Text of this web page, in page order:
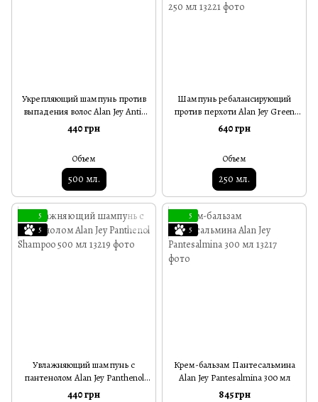
Укрепляющий шампунь против
выпадения волос Alan Jey Anti-
Caduta Shampoo 500 мл
440 грн
Объем
500 мл.
Шампунь ребалансирующий
против перхоти Alan Jey Green
Natural Shampoo Riequilibrante
250 мл
640 грн
Объем
250 мл.
5
5
Увлажняющий шампунь с
пантенолом Alan Jey Panthenol
Shampoo 500 мл
440 грн
5
5
Крем-бальзам Пантесальмина
Alan Jey Pantesalmina 300 мл
845 грн